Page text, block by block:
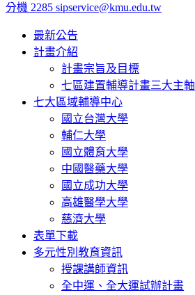
分機 2285 sipservice@kmu.edu.tw
最新公告
計畫介紹
計畫宗旨及目標
七區建置輔導計畫三大主軸
七大區域輔導中心
國立台灣大學
輔仁大學
國立體育大學
中國醫藥大學
國立成功大學
高雄醫學大學
慈濟大學
表單下載
多元性別教育資訊
授課講師資訊
全中運、全大運試辦計畫